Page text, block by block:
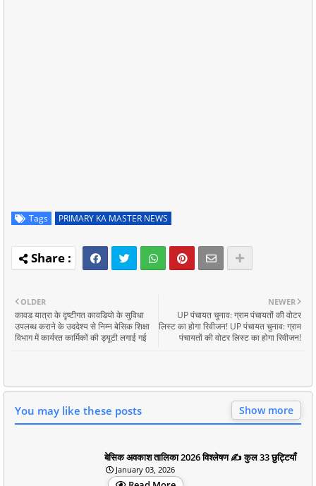
Tags PRIMARY KA MASTER NEWS
NEWER
UP पंचायत चुनाव: ग्राम पंचायतों की वोटर
लिस्ट का होगा रिवीजन! UP पंचायत चुनाव: ग्राम
पंचायतों की वोटर लिस्ट का होगा रिवीजन!
OLDER
कावड यात्रा के दृष्टीगत कावडियो के सुविधा
उपलब्ध कराने के उददेश्य से निम्न बेसिक शिक्षा
विभाग में कार्यरत कार्मिकों की ड्यूटी लगाई गई
You may like these posts Show more
बेसिक अवकाश तालिका 2026 विश्लेषण ✍️ कुल 33 छुट्टियाँ
January 03, 2026